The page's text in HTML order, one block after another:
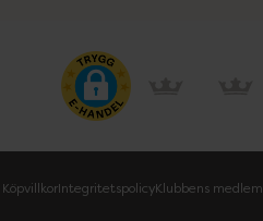
KöpvillkorIntegritetspolicyKlubbens